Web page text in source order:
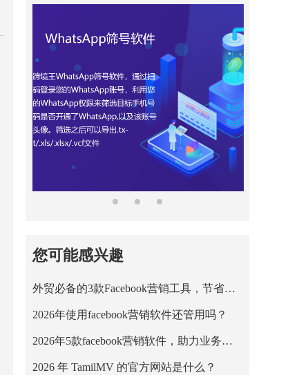
您可能感兴趣
外贸必备的3款Facebook营销工具，节省营销成本！
2026年使用facebook营销软件还管用吗？
2026年5款facebook营销软件，助力业务平稳运行！
2026 年 TamilMV 的官方网站是什么？